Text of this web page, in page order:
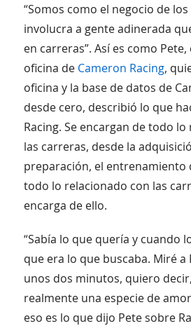
“Somos como el negocio de
involucra a gente adinerada
en carreras”. Así es como
oficina de Cameron Racing,
oficina y la base de datos de
desde cero, describió lo que
Racing. Se encargan de todo
las carreras, desde la
preparación, el entrenamiento
todo lo relacionado con las
encarga de ello.
“Sabía lo que quería y cuando
que era lo que buscaba. Miré a
unos dos minutos, quiero
realmente una especie de
eso es lo que dijo Pete sobre